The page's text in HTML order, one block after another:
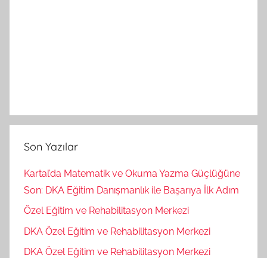
Son Yazılar
Kartal’da Matematik ve Okuma Yazma Güçlüğüne
Son: DKA Eğitim Danışmanlık ile Başarıya İlk Adım
Özel Eğitim ve Rehabilitasyon Merkezi
DKA Özel Eğitim ve Rehabilitasyon Merkezi
DKA Özel Eğitim ve Rehabilitasyon Merkezi